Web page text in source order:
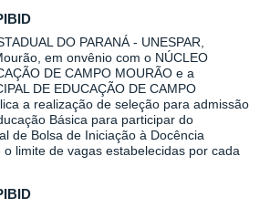
DO PARANÁ - UNESPAR,
em onvênio com o NÚCLEO
DE CAMPO MOURÃO e a
DE EDUCAÇÃO DE CAMPO
a realização de seleção para admissão
Básica para participar do
de Bolsa de Iniciação à Docência
o limite de vagas estabelecidas por cada